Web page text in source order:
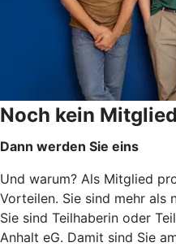
Noch kein
Dann werden Sie eins
Und warum? Als Mitglied
Vorteilen. Sie sind mehr als
Sie sind Teilhaberin oder
Anhalt eG. Damit sind Sie